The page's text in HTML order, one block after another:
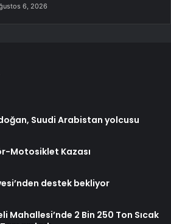
6, 2026
Suudi Arabistan yolcusu
Motosiklet Kazası
destek bekliyor
Mahallesi’nde 2 Bin 250 Ton Sıcak